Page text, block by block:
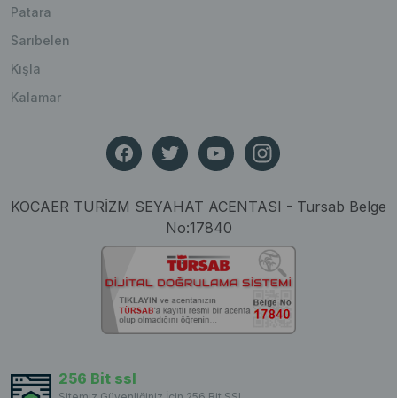
Patara
Sarıbelen
Kışla
Kalamar
KOCAER TURİZM SEYAHAT ACENTASI - Tursab Belge
No:17840
256 Bit ssl